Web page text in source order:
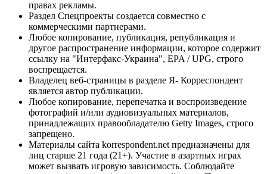
правах рекламы.
Раздел Спецпроекты создается совместно с
коммерческими партнерами.
Любое копирование, публикация, републикация и
другое распространение информации, которое содержит
ссылку на "Интерфакс-Украина", EPA / UPG, строго
воспрещается.
Владелец веб-страницы в разделе Я- Корреспондент
является автор публикации.
Любое копирование, перепечатка и воспроизведение
фотографий и/или аудиовизуальных материалов,
принадлежащих правообладателю Getty Images, строго
запрещено.
Материалы сайта korrespondent.net предназначены для
лиц старше 21 года (21+). Участие в азартных играх
может вызвать игровую зависимость. Соблюдайте